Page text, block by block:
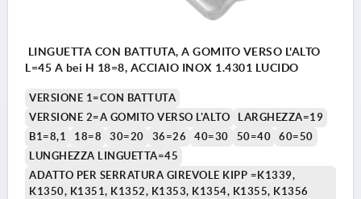
LINGUETTA CON BATTUTA, A GOMITO VERSO L'ALTO
L=45 A bei H 18=8, ACCIAIO INOX 1.4301 LUCIDO
VERSIONE 1=CON BATTUTA
VERSIONE 2=A GOMITO VERSO L'ALTO
LARGHEZZA=19
B1=8,1
18=8 30=20 36=26 40=30 50=40
60=50
LUNGHEZZA LINGUETTA=45
ADATTO PER SERRATURA GIREVOLE KIPP =K1339,
K1350, K1351, K1352, K1353, K1354, K1355, K1356